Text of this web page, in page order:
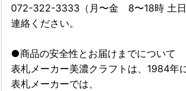
072-322-3333（月〜金 8〜18時 土日
連絡ください。
●商品の安全性とお届けまでについて
表札メーカー美濃クラフトは、1984年
表札メーカーでは、